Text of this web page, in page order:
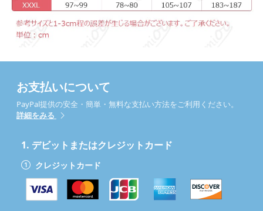
お支払いについて
PayPal提供の安全・簡単・無料な支払い方法をご利用ください。
詳細をみる
1. デビットまたはクレジットカード
クレジットカード